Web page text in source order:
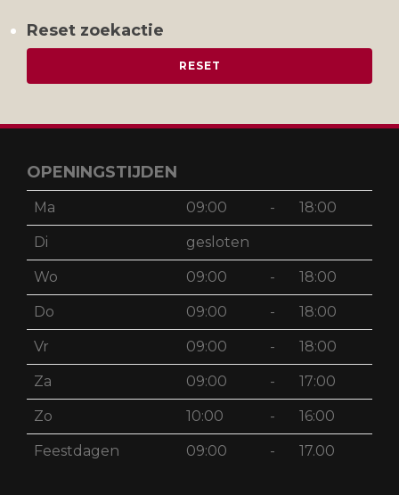
Reset zoekactie
OPENINGSTIJDEN
Ma 09:00 - 18:00
Di gesloten
Wo 09:00 - 18:00
Do 09:00 - 18:00
Vr 09:00 - 18:00
Za 09:00 - 17:00
Zo 10:00 - 16:00
Feestdagen 09:00 - 17.00